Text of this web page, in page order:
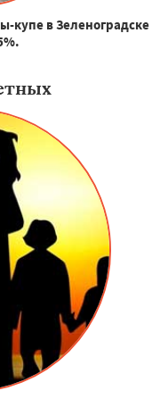
купе в Зеленоградске